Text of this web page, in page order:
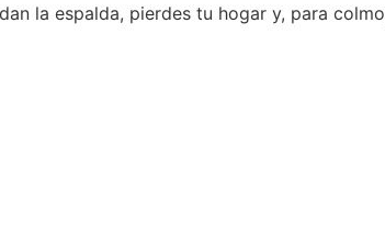
la espalda, pierdes tu hogar y, para